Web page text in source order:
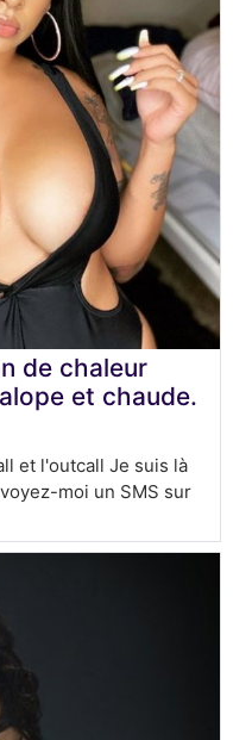
de chaleur
et chaude.
et l'outcall Je suis là
moi un SMS sur